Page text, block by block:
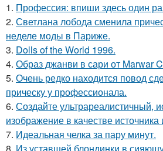
1. Профессия: впиши здесь один
2. Светлана лобода сменила
неделе моды в Париже.
3. Dolls of the World 1996.
4. Образ джанви в сари от Marwar
5. Очень редко находится повод
прическу у профессионала.
6. Создайте ультрареалистичный,
изображение в качестве
7. Идеальная челка за пару минут.